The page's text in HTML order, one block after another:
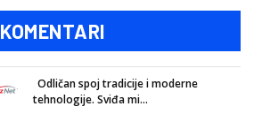
KOMENTARI
Odličan spoj tradicije i moderne
tehnologije. Sviđa mi...